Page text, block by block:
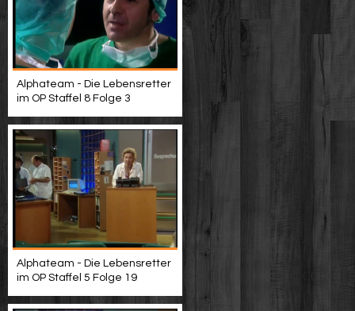
Alphateam - Die Lebensretter
im OP Staffel 8 Folge 3
Alphateam - Die Lebensretter
im OP Staffel 5 Folge 19